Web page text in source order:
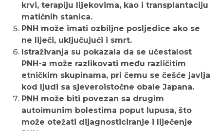
krvi, terapiju lijekovima, kao i transplantaciju
matičnih stanica.
PNH može imati ozbiljne posljedice ako se
ne liječi, uključujući i smrt.
Istraživanja su pokazala da se učestalost
PNH-a može razlikovati među različitim
etničkim skupinama, pri čemu se češće javlja
kod ljudi sa sjeveroistočne obale Japana.
PNH može biti povezan sa drugim
autoimunim bolestima poput lupusa, što
može otežati dijagnosticiranje i liječenje